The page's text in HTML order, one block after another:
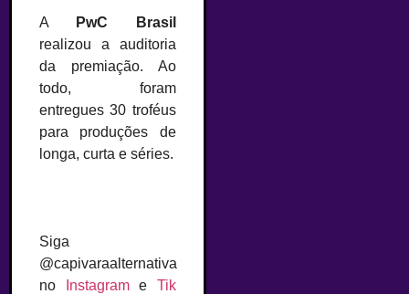
A
PwC Brasil
realizou a auditoria
da premiação. Ao
todo, foram
entregues 30 troféus
para produções de
longa, curta e séries.
Siga
@capivaraalternativa
no
Instagrame Tik